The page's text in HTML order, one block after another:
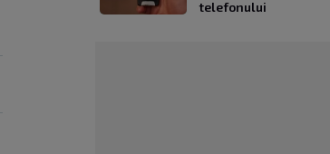
telefonului